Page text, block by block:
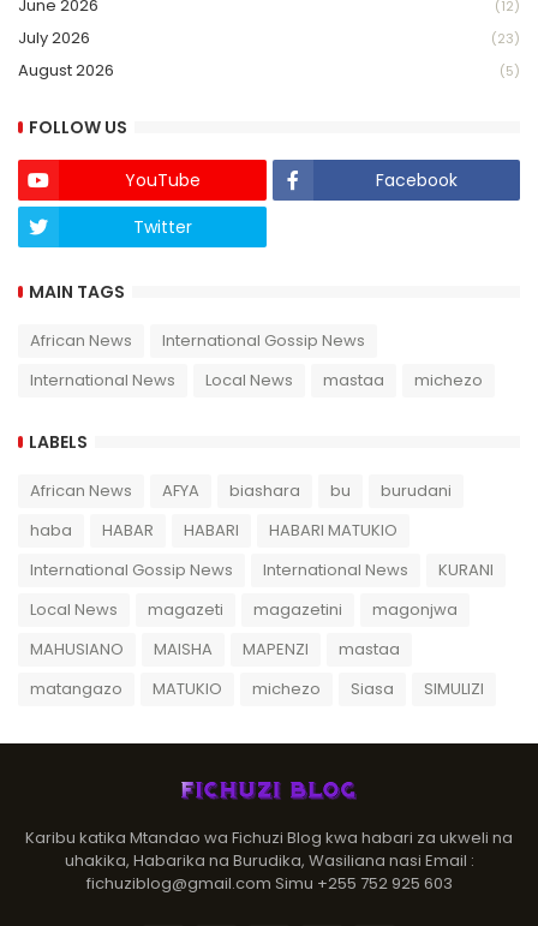
June 2026 (12)
July 2026 (23)
August 2026 (5)
FOLLOW US
YouTube
Facebook
Twitter
MAIN TAGS
African News
International Gossip News
International News
Local News mastaa michezo
LABELS
African News AFYA biashara bu
burudani
haba
HABAR HABARI
HABARI MATUKIO
International Gossip News
International News
KURANI
Local News
magazeti magazetini
magonjwa
MAHUSIANO
MAISHA MAPENZI
mastaa
matangazo
MATUKIO michezo Siasa SIMULIZI
Karibu katika Mtandao wa Fichuzi Blog kwa habari za ukweli na
uhakika, Habarika na Burudika, Wasiliana nasi Email :
fichuziblog@gmail.com Simu +255 752 925 603